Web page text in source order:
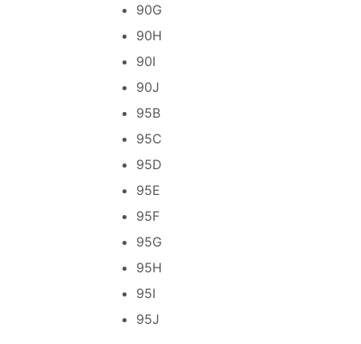
90G
90H
90I
90J
95B
95C
95D
95E
95F
95G
95H
95I
95J